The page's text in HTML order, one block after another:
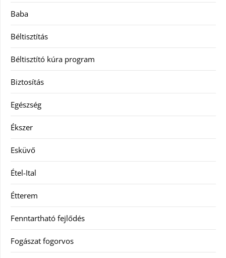
Baba
Béltisztítás
Béltisztító kúra program
Biztosítás
Egészség
Ékszer
Esküvő
Étel-Ital
Étterem
Fenntartható fejlődés
Fogászat fogorvos